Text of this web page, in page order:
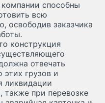
способны
всю
освободив заказчика
конструкция
отвечать
этих грузов и
ликвидации
также при перевозке